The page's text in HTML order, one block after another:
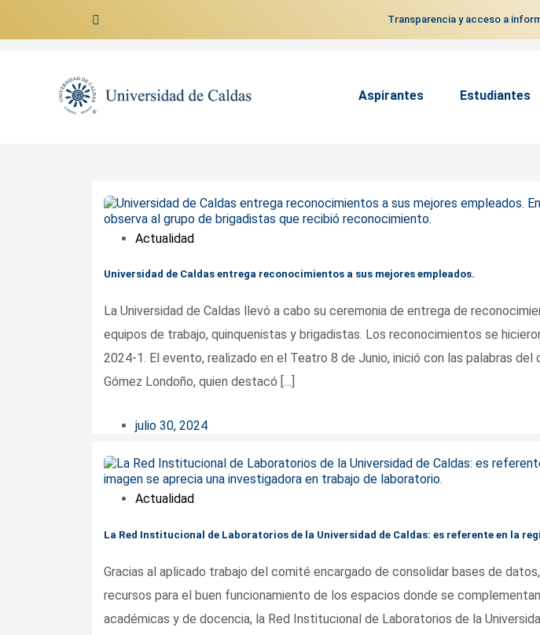
Transparencia y acceso a
Aspirantes Estudiantes
Actualidad
Universidad de Caldas entrega reconocimientos a sus mejores empleados.
La Universidad de Caldas llevó a cabo su ceremonia de entrega de
equipos de trabajo, quinquenistas y brigadistas. Los reconocimientos se
2024-1. El evento, realizado en el Teatro 8 de Junio, inició con las palabras del
Gómez Londoño, quien destacó […]
julio 30, 2024
Actualidad
La Red Institucional de Laboratorios de la Universidad de Caldas: es referente en la
Gracias al aplicado trabajo del comité encargado de consolidar bases de
recursos para el buen funcionamiento de los espacios donde se
académicas y de docencia, la Red Institucional de Laboratorios de la